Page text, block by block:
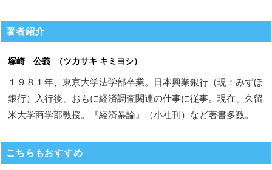
著者紹介
塚崎 公義 （ツカサキ キミヨシ）
１９８１年、東京大学法学部卒業。日本興業銀行（現：みずほ
銀行）入行後、おもに経済調査関連の仕事に従事。現在、久留
米大学商学部教授。『経済暴論』（小社刊）など著書多数。
こちらもおすすめ